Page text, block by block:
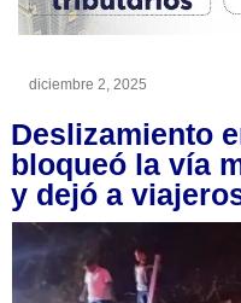
diciembre 2, 2025
Deslizamiento
bloqueó la vía
y dejó a